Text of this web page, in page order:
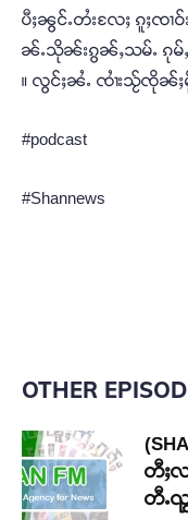
ပီႈၼွင်ႉတႆးလႄႈ ၵူႈၸၢ
ၼ်ႉသိုၼ်းၵွၼ်ႇသမ်ႉ ၵု
။ လွင်ႈၼႆႉ ၸၢႆးသႂ်ၸိုၼ်ႈမိူ
#podcast
#Shannews
OTHER
တီႈလ
တီႉ